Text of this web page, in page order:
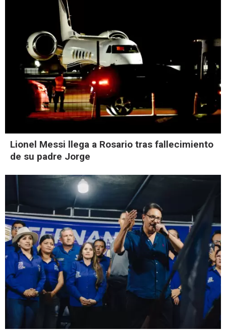
Lionel Messi llega a Rosario tras fallecimiento
de su padre Jorge